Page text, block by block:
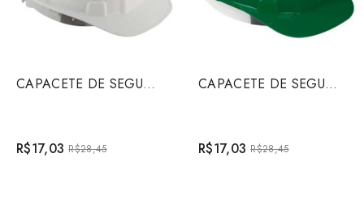
CAPACETE DE SEGURANCA BRANCO
R$17,03 R$28,45
CAPACETE DE SEGURANCA VERDE
R$17,03 R$28,45